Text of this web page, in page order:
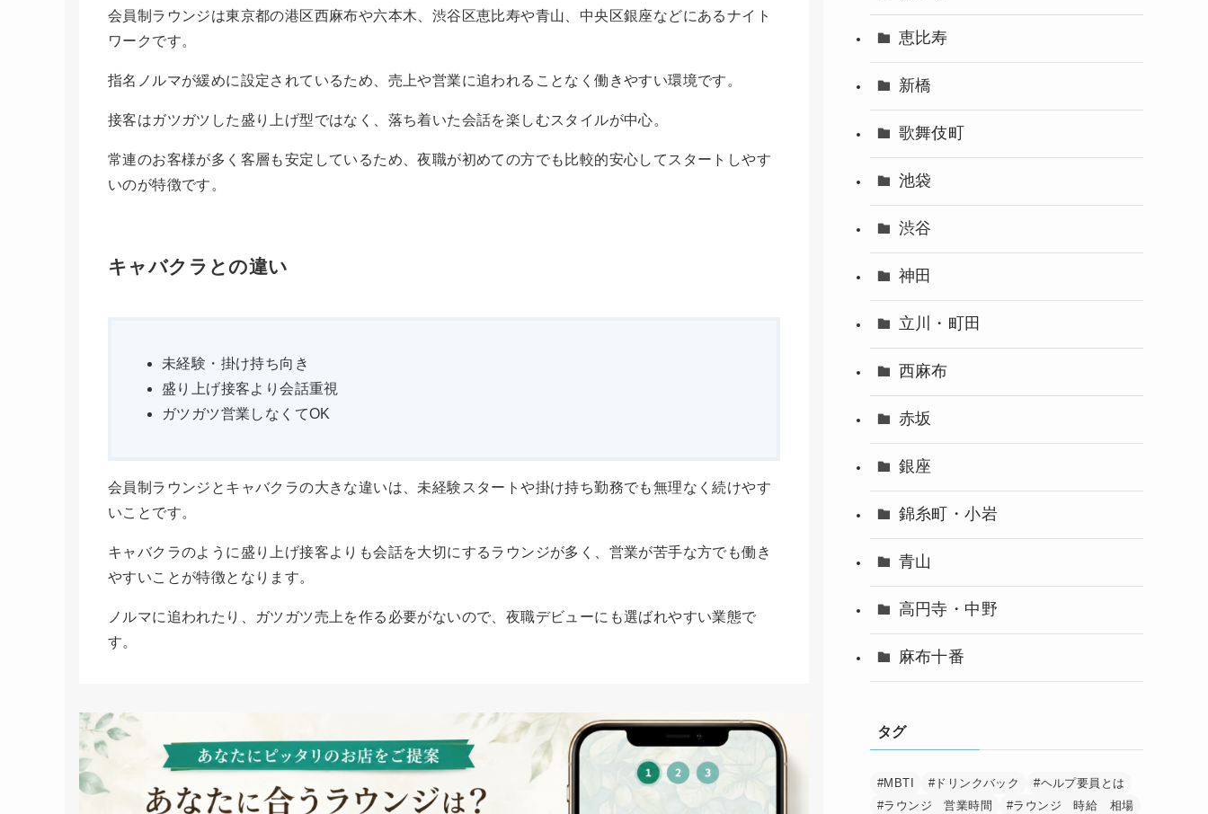
会員制ラウンジは東京都の港区西麻布や六本木、渋谷区恵比寿や青山、中央区銀座などにあるナイト
ワークです。
指名ノルマが緩めに設定されているため、売上や営業に追われることなく働きやすい環境です。
接客はガツガツした盛り上げ型ではなく、落ち着いた会話を楽しむスタイルが中心。
常連のお客様が多く客層も安定しているため、夜職が初めての方でも比較的安心してスタートしやす
いのが特徴です。
キャバクラとの違い
未経験・掛け持ち向き
盛り上げ接客より会話重視
ガツガツ営業しなくてOK
会員制ラウンジとキャバクラの大きな違いは、未経験スタートや掛け持ち勤務でも無理なく続けやす
いことです。
キャバクラのように盛り上げ接客よりも会話を大切にするラウンジが多く、営業が苦手な方でも働き
やすいことが特徴となります。
ノルマに追われたり、ガツガツ売上を作る必要がないので、夜職デビューにも選ばれやすい業態で
す。
恵比寿
新橋
歌舞伎町
池袋
渋谷
神田
立川・町田
西麻布
赤坂
銀座
錦糸町・小岩
青山
高円寺・中野
麻布十番
タグ
#MBTI #ドリンクバック
#ヘルプ要員とは
#ラウンジ 営業時間
#ラウンジ 時給 相場